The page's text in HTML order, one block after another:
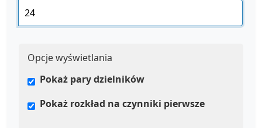
Opcje wyświetlania
Pokaż pary dzielników
Pokaż rozkład na czynniki pierwsze